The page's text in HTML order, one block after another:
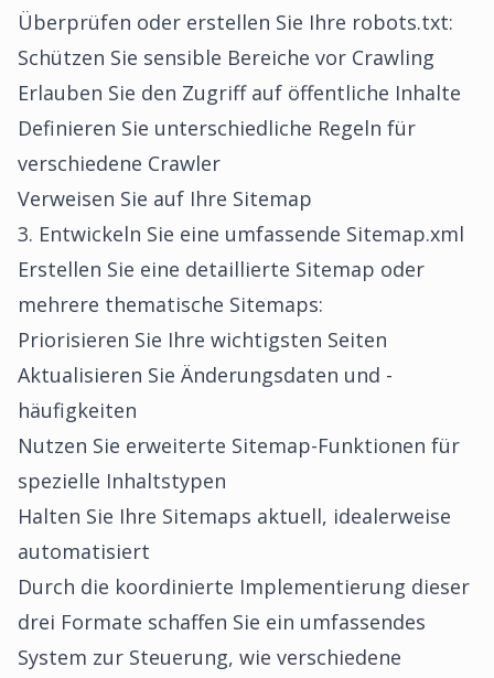
Überprüfen oder erstellen Sie Ihre robots.txt:
Schützen Sie sensible Bereiche vor Crawling
Erlauben Sie den Zugriff auf öffentliche Inhalte
Definieren Sie unterschiedliche Regeln für
verschiedene Crawler
Verweisen Sie auf Ihre Sitemap
3. Entwickeln Sie eine umfassende Sitemap.xml
Erstellen Sie eine detaillierte Sitemap oder
mehrere thematische Sitemaps:
Priorisieren Sie Ihre wichtigsten Seiten
Aktualisieren Sie Änderungsdaten und -
häufigkeiten
Nutzen Sie erweiterte Sitemap-Funktionen für
spezielle Inhaltstypen
Halten Sie Ihre Sitemaps aktuell, idealerweise
automatisiert
Durch die koordinierte Implementierung dieser
drei Formate schaffen Sie ein umfassendes
System zur Steuerung, wie verschiedene